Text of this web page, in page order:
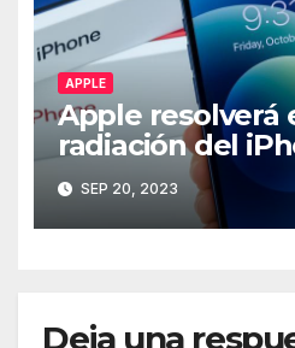
APPLE
Apple resolverá
radiación del
mediante
SEP 20, 2023
Deja una